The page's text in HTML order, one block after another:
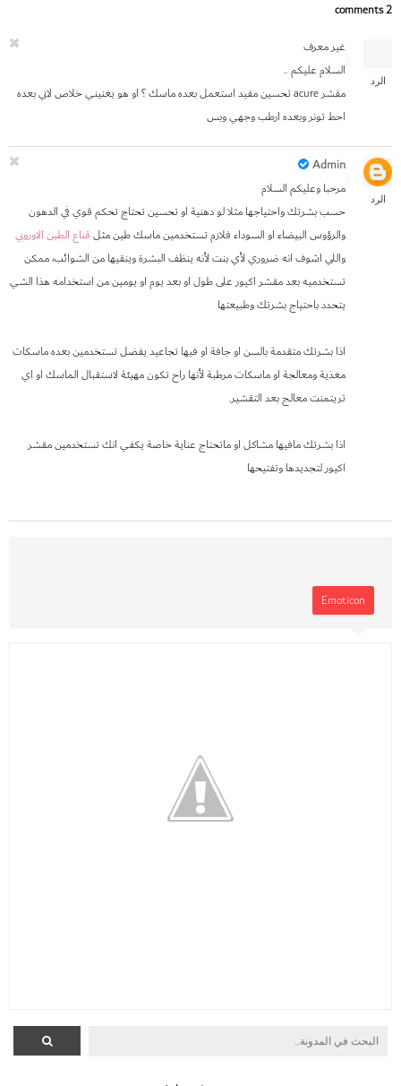
2 comments
الرد
غير معرف
السلام عليكم ..
مقشر acure تحسين مفيد استعمل بعده ماسك ؟ او هو يغنيني خلاص لاني بعده
احط تونر وبعده ارطب وجهي وبس
الرد
Admin
مرحبا وعليكم السلام
حسب بشرتك واحتياجها مثلا لو دهنية او تحسين تحتاج تحكم قوي في الدهون
والرؤوس البيضاء او السوداء فلازم تستخدمين ماسك طين مثلقناع الطين الاوروبي
واللي اشوف انه ضروري لأي بنت لأنه ينظف البشرة وينقيها من الشوائب، ممكن
تستخدميه بعد مقشر اكيور على طول او بعد يوم او يومين من استخدامه هذا الشي
يتحدد باحتياج بشرتك وطبيعتها
اذا بشرتك متقدمة بالسن او جافة او فيها تجاعيد يفضل تستخدمين بعده ماسكات
مغذية ومعالجة او ماسكات مرطبة لأنها راح تكون مهيئة لاستقبال الماسك او اي
تريتمنت معالج بعد التقشير.
اذا بشرتك مافيها مشاكل او ماتحتاج عناية خاصة يكفي انك تستخدمين مقشر
اكيور لتجديدها وتفتيحها
Emoticon